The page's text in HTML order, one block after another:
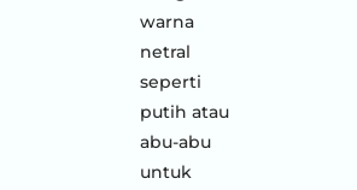
warna
netral
seperti
putih atau
abu-abu
untuk